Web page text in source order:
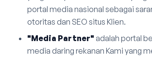
portal media nasional sebagai
otoritas dan SEO situs Klien.
"Media Partner" adalah portal
media daring rekanan Kami yang